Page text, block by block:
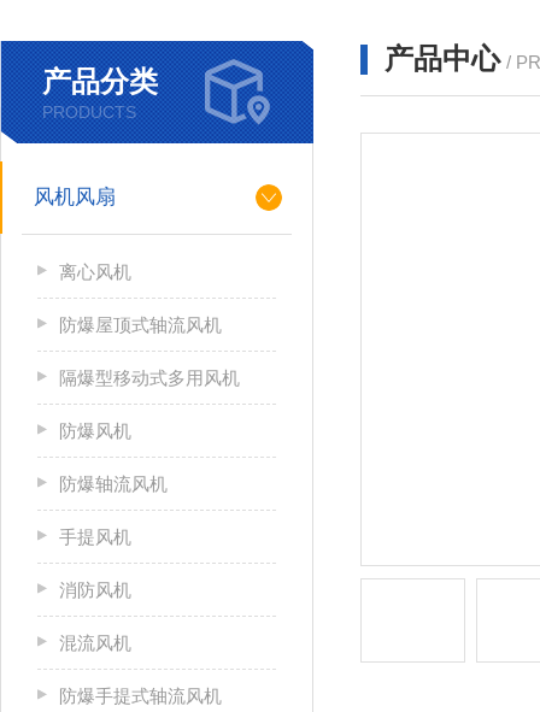
产品分类
PRODUCTS
风机风扇
离心风机
防爆屋顶式轴流风机
隔爆型移动式多用风机
防爆风机
防爆轴流风机
手提风机
消防风机
混流风机
防爆手提式轴流风机
产品中心 /